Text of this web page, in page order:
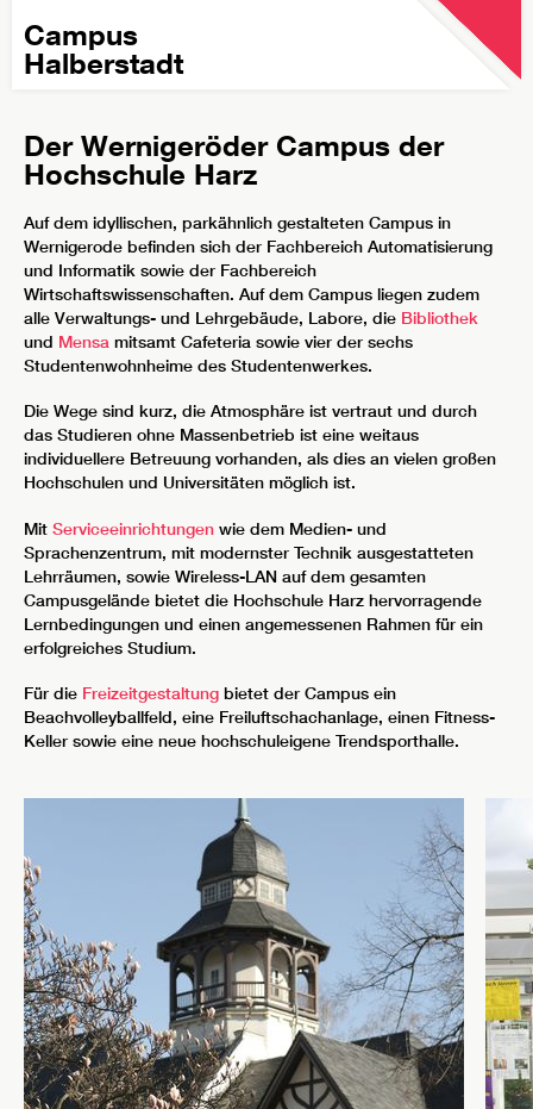
Campus
Halberstadt
Der Wernigeröder Campus der
Hochschule Harz
Auf dem idyllischen, parkähnlich gestalteten Campus in
Wernigerode befinden sich der Fachbereich Automatisierung
und Informatik sowie der Fachbereich
Wirtschaftswissenschaften. Auf dem Campus liegen zudem
alle Verwaltungs- und Lehrgebäude, Labore, die Bibliothek
und Mensa mitsamt Cafeteria sowie vier der sechs
Studentenwohnheime des Studentenwerkes.
Die Wege sind kurz, die Atmosphäre ist vertraut und durch
das Studieren ohne Massenbetrieb ist eine weitaus
individuellere Betreuung vorhanden, als dies an vielen großen
Hochschulen und Universitäten möglich ist.
Mit Serviceeinrichtungen wie dem Medien- und
Sprachenzentrum, mit modernster Technik ausgestatteten
Lehrräumen, sowie Wireless-LAN auf dem gesamten
Campusgelände bietet die Hochschule Harz hervorragende
Lernbedingungen und einen angemessenen Rahmen für ein
erfolgreiches Studium.
Für die Freizeitgestaltung bietet der Campus ein
Beachvolleyballfeld, eine Freiluftschachanlage, einen Fitness-
Keller sowie eine neue hochschuleigene Trendsporthalle.